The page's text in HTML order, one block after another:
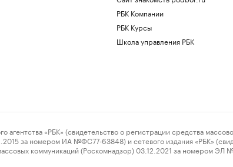
РБК Компании
РБК Курсы
Школа управления РБК
«РБК» (свидетельство о регистрации средства
за номером ИА №ФС77-63848) и сетевого издания «РБК»
коммуникаций (Роскомнадзор) 03.12.2021 за номером